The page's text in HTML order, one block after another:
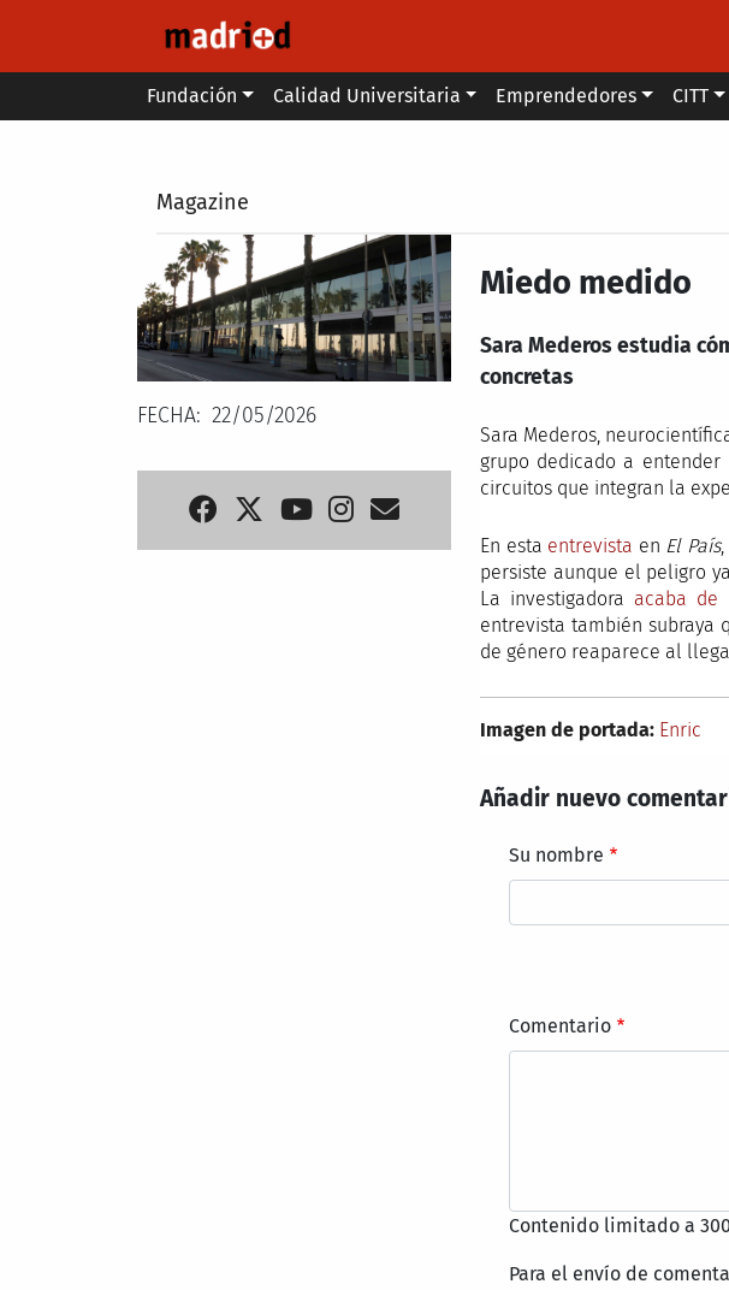
Main menu
Fundación Calidad Universitaria Emprendedores CITT
Magazine
FECHA 22/05/2026
Miedo medido
Sara Mederos estudia
concretas
Sara Mederos,
grupo dedicado a
circuitos que integran la
En esta entrevista en El País,
persiste aunque el peligro
La investigadora acaba de
entrevista también subraya
de género reaparece al
Imagen de portada: Enric
Añadir nuevo
Su nombre
Comentario
Contenido limitado a
Para el envío de